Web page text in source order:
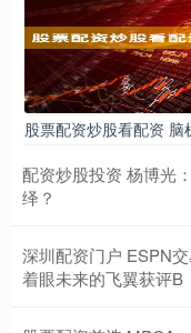
股票配资炒股看配资
配资炒股投资 杨博光
绎？
深圳配资门户 ESPN
着眼未来的飞翼获评B